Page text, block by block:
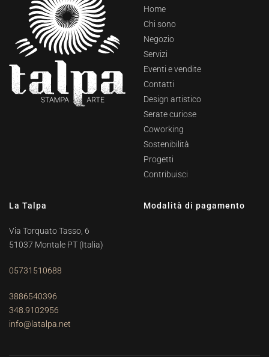
Home
Chi sono
Negozio
Servizi
Eventi e vendite
Contatti
Design artistico
Serate curiose
Coworking
Sostenibilità
Progetti
Contribuisci
La Talpa
Via Torquato Tasso, 6
51037 Montale PT (Italia)
05731510688
3886540396
348.9102956
info@latalpa.net
Modalità di pagamento